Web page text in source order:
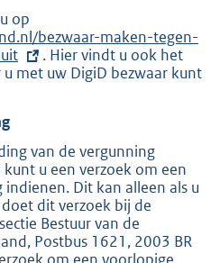
op
x
t
e
l
i
n
k
:
bezwaar-maken-tegen-
. Hier vindt u ook het
met uw DigiD bezwaar kunt
van de vergunning
u een verzoek om een
Dit kan alleen als u
dit verzoek bij de
Bestuur van de
Postbus 1621, 2003 BR